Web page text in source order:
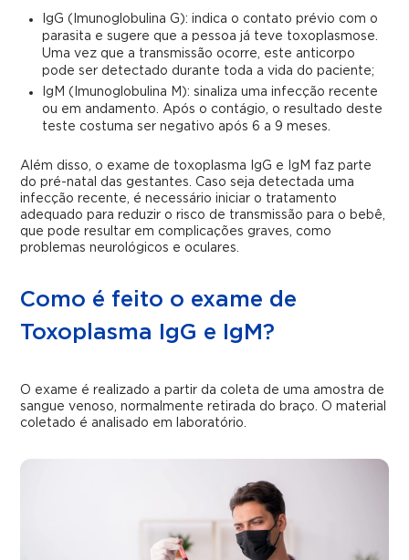
IgG (Imunoglobulina G): indica o contato prévio com o
parasita e sugere que a pessoa já teve toxoplasmose.
Uma vez que a transmissão ocorre, este anticorpo
pode ser detectado durante toda a vida do paciente;
IgM (Imunoglobulina M): sinaliza uma infecção recente
ou em andamento. Após o contágio, o resultado deste
teste costuma ser negativo após 6 a 9 meses.
Além disso, o exame de toxoplasma IgG e IgM faz parte
do pré-natal das gestantes. Caso seja detectada uma
infecção recente, é necessário iniciar o tratamento
adequado para reduzir o risco de transmissão para o bebê,
que pode resultar em complicações graves, como
problemas neurológicos e oculares.
Como é feito o exame de
Toxoplasma IgG e IgM?
O exame é realizado a partir da coleta de uma amostra de
sangue venoso, normalmente retirada do braço. O material
coletado é analisado em laboratório.